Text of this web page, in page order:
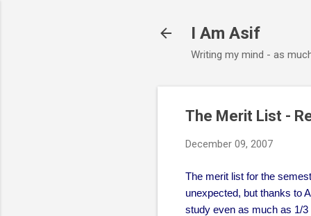
I Am Asif
Writing my mind - as
The Merit List -
December 09, 2007
The merit list for the
unexpected, but thanks to
study even as much as 1/